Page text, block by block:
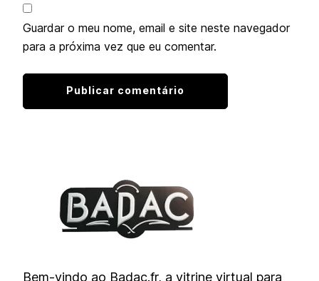
Guardar o meu nome, email e site neste navegador
para a próxima vez que eu comentar.
Bem-vindo ao Badac.fr, a vitrine virtual para